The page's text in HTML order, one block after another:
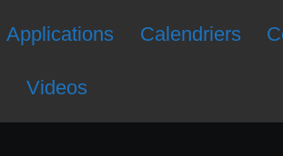
Applications Calendriers
Videos